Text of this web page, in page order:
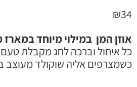
₪
המן במילוי מיוחד במארז
איחול וברכה לחג מקבלת טעם
אליה שוקולד מעוצב